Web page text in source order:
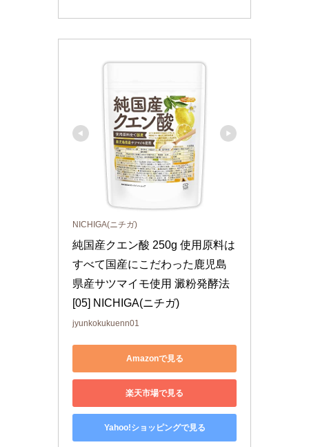
NICHIGA(ニチガ)
純国産クエン酸 250g 使用原料は
すべて国産にこだわった鹿児島
県産サツマイモ使用 澱粉発酵法
[05] NICHIGA(ニチガ)
jyunkokukuenn01
Amazonで見る
楽天市場で見る
Yahoo!ショッピングで見る